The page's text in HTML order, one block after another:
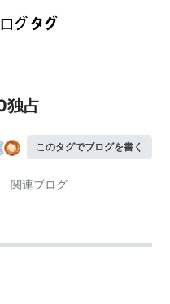
独占
このタグでブログを書く
関連ブログ